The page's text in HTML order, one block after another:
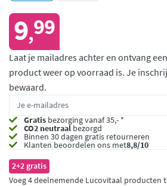
9,99
Laat je mailadres achter en ontvang
product weer op voorraad is. Je
bewaard.
Gratis bezorging vanaf 35,- *
CO2 neutraalbezorgd
Binnen 30 dagen gratis retourneren
Klanten beoordelen ons met8,8/10
2+2 gratis
Voeg 4 deelnemende Lucovitaal producten